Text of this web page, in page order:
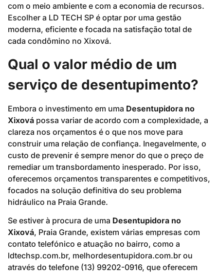
com o meio ambiente e com a economia de recursos.
Escolher a LD TECH SP é optar por uma gestão
moderna, eficiente e focada na satisfação total de
cada condômino no Xixová.
Qual o valor médio de um
serviço de desentupimento?
Embora o investimento em uma Desentupidora no
Xixová possa variar de acordo com a complexidade, a
clareza nos orçamentos é o que nos move para
construir uma relação de confiança. Inegavelmente, o
custo de prevenir é sempre menor do que o preço de
remediar um transbordamento inesperado. Por isso,
oferecemos orçamentos transparentes e competitivos,
focados na solução definitiva do seu problema
hidráulico na Praia Grande.
Se estiver à procura de uma Desentupidora no
Xixová, Praia Grande, existem várias empresas com
contato telefónico e atuação no bairro, como a
ldtechsp.com.br, melhordesentupidora.com.br ou
através do telefone (13) 99202-0916, que oferecem